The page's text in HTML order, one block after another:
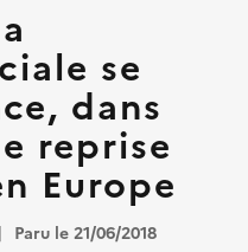
se
dans
reprise
Europe
Paru le 21/06/2018